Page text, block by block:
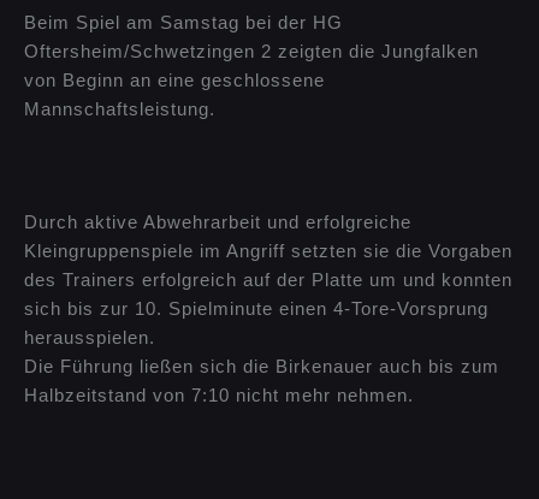
Beim Spiel am Samstag bei der HG
Oftersheim/Schwetzingen 2 zeigten die Jungfalken
von Beginn an eine geschlossene
Mannschaftsleistung.
Durch aktive Abwehrarbeit und erfolgreiche
Kleingruppenspiele im Angriff setzten sie die Vorgaben
des Trainers erfolgreich auf der Platte um und konnten
sich bis zur 10. Spielminute einen 4-Tore-Vorsprung
herausspielen.
Die Führung ließen sich die Birkenauer auch bis zum
Halbzeitstand von 7:10 nicht mehr nehmen.